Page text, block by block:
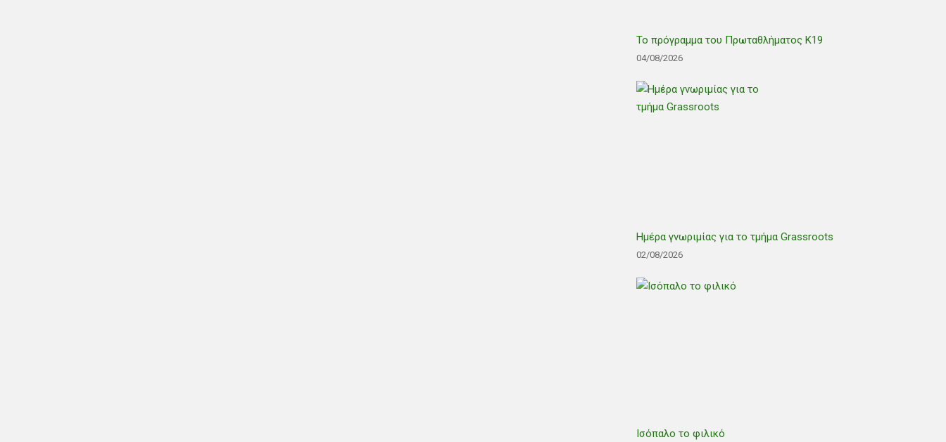
Το πρόγραμμα του Πρωταθλήματος Κ19
04/08/2026
Ημέρα γνωριμίας για το τμήμα Grassroots
02/08/2026
Ισόπαλο το φιλικό